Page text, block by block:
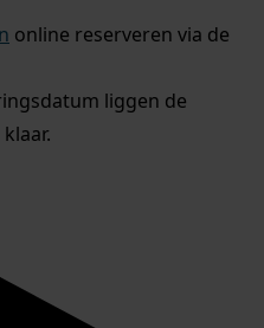
online reserveren via de
liggen de